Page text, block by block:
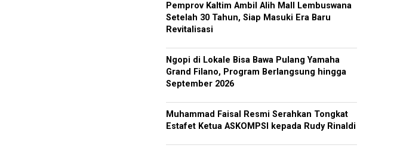
Pemprov Kaltim Ambil Alih Mall Lembuswana
Setelah 30 Tahun, Siap Masuki Era Baru
Revitalisasi
Ngopi di Lokale Bisa Bawa Pulang Yamaha
Grand Filano, Program Berlangsung hingga
September 2026
Muhammad Faisal Resmi Serahkan Tongkat
Estafet Ketua ASKOMPSI kepada Rudy Rinaldi